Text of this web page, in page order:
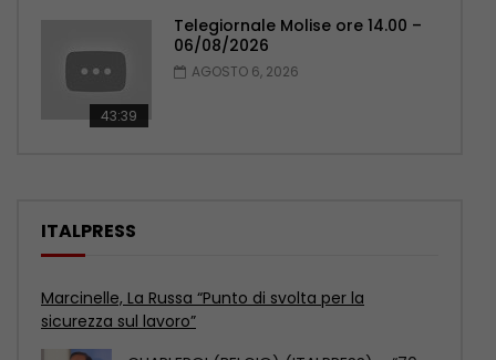
43:39
Telegiornale Molise ore 14.00 –
06/08/2026
AGOSTO 6, 2026
ITALPRESS
Marcinelle, Sberna “Tutela lavoratori è il più grande
omaggio alle vittime”